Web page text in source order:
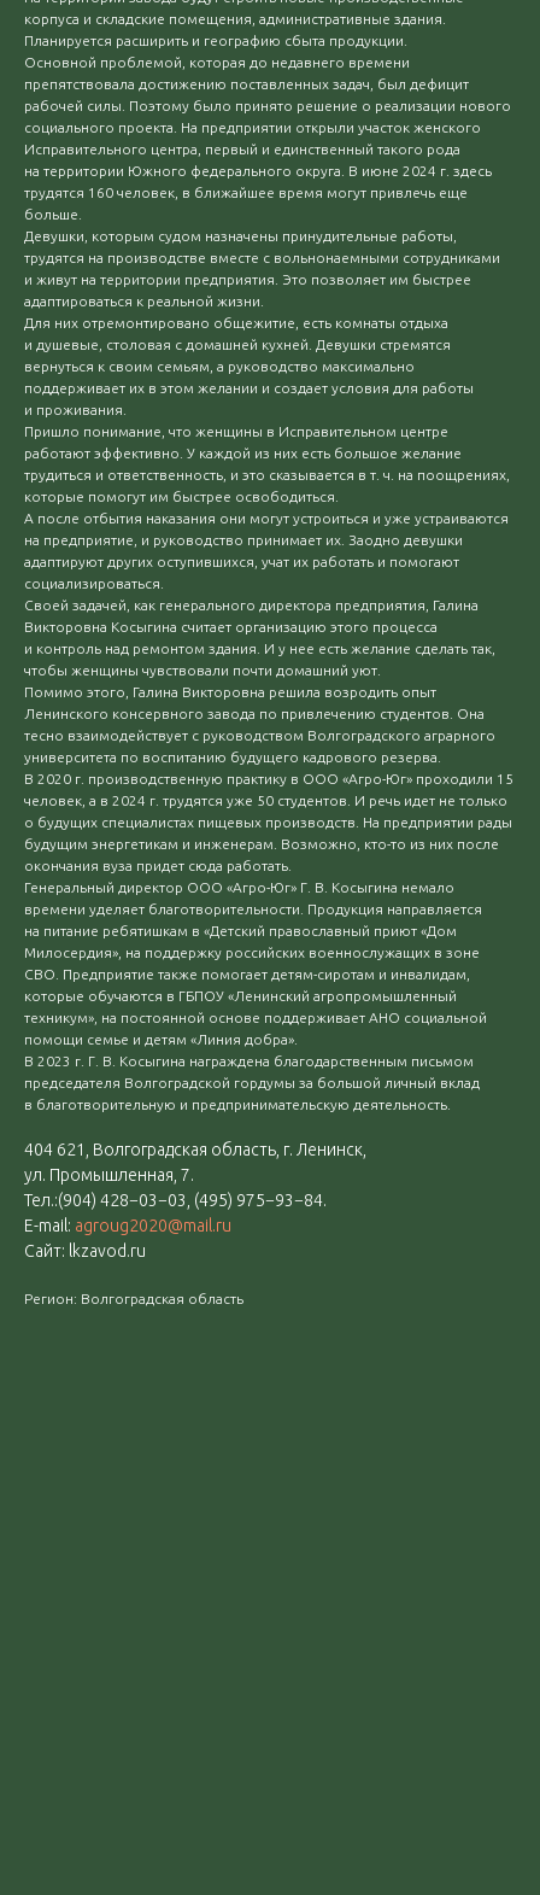
корпуса и складские помещения, административные здания.
Планируется расширить и географию сбыта продукции.
Основной проблемой, которая до недавнего времени
препятствовала достижению поставленных задач, был дефицит
рабочей силы. Поэтому было принято решение о реализации нового
социального проекта. На предприятии открыли участок женского
Исправительного центра, первый и единственный такого рода
на территории Южного федерального округа. В июне 2024 г. здесь
трудятся 160 человек, в ближайшее время могут привлечь еще
больше.
Девушки, которым судом назначены принудительные работы,
трудятся на производстве вместе с вольнонаемными сотрудниками
и живут на территории предприятия. Это позволяет им быстрее
адаптироваться к реальной жизни.
Для них отремонтировано общежитие, есть комнаты отдыха
и душевые, столовая с домашней кухней. Девушки стремятся
вернуться к своим семьям, а руководство максимально
поддерживает их в этом желании и создает условия для работы
и проживания.
Пришло понимание, что женщины в Исправительном центре
работают эффективно. У каждой из них есть большое желание
трудиться и ответственность, и это сказывается в т. ч. на поощрениях,
которые помогут им быстрее освободиться.
А после отбытия наказания они могут устроиться и уже устраиваются
на предприятие, и руководство принимает их. Заодно девушки
адаптируют других оступившихся, учат их работать и помогают
социализироваться.
Своей задачей, как генерального директора предприятия, Галина
Викторовна Косыгина считает организацию этого процесса
и контроль над ремонтом здания. И у нее есть желание сделать так,
чтобы женщины чувствовали почти домашний уют.
Помимо этого, Галина Викторовна решила возродить опыт
Ленинского консервного завода по привлечению студентов. Она
тесно взаимодействует с руководством Волгоградского аграрного
университета по воспитанию будущего кадрового резерва.
В 2020 г. производственную практику в ООО «Агро-Юг» проходили 15
человек, а в 2024 г. трудятся уже 50 студентов. И речь идет не только
о будущих специалистах пищевых производств. На предприятии рады
будущим энергетикам и инженерам. Возможно, кто-то из них после
окончания вуза придет сюда работать.
Генеральный директор ООО «Агро-Юг» Г. В. Косыгина немало
времени уделяет благотворительности. Продукция направляется
на питание ребятишкам в «Детский православный приют «Дом
Милосердия», на поддержку российских военнослужащих в зоне
СВО. Предприятие также помогает детям-сиротам и инвалидам,
которые обучаются в ГБПОУ «Ленинский агропромышленный
техникум», на постоянной основе поддерживает АНО социальной
помощи семье и детям «Линия добра».
В 2023 г. Г. В. Косыгина награждена благодарственным письмом
председателя Волгоградской гордумы за большой личный вклад
в благотворительную и предпринимательскую деятельность.
404 621, Волгоградская область, г. Ленинск,
ул. Промышленная, 7.
Тел.:(904) 428−03−03, (495) 975−93−84.
E-mail: agroug2020@mail.ru
Сайт: lkzavod.ru
Регион: Волгоградская область